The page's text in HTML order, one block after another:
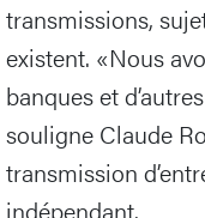
transmissions,
existent. «Nous
banques et
souligne Claude
transmission
indépendant.